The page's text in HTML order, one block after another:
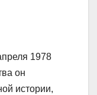
1978
он
истории,